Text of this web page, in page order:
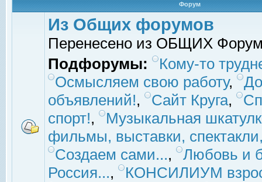
Форум
Из Общих форумов
Перенесено из ОБЩИХ
Подфорумы:
Кому-то
Осмысляем свою работу,
объявлений!, Сайт Круга,
спорт!,
Музыкальная
фильмы, выставки,
Создаем сами...,
Любовь и
Россия...,
КОНСИЛИУМ